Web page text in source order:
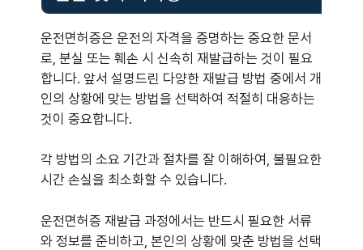
운전면허증은 운전의 자격을 증명하는 중요한 문서
로, 분실 또는 훼손 시 신속히 재발급하는 것이 필요
합니다. 앞서 설명드린 다양한 재발급 방법 중에서 개
인의 상황에 맞는 방법을 선택하여 적절히 대응하는
것이 중요합니다.
각 방법의 소요 기간과 절차를 잘 이해하여, 불필요한
시간 손실을 최소화할 수 있습니다.
운전면허증 재발급 과정에서는 반드시 필요한 서류
와 정보를 준비하고, 본인의 상황에 맞춘 방법을 선택